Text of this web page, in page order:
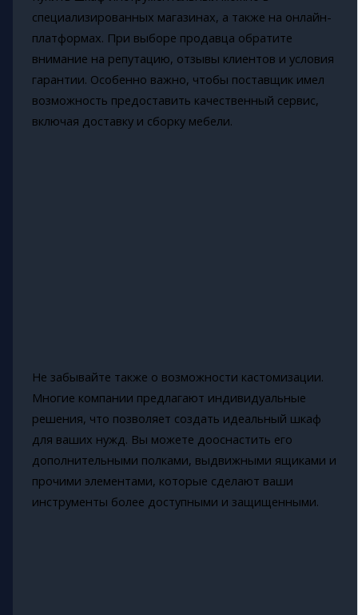
специализированных магазинах, а также на онлайн-
платформах. При выборе продавца обратите
внимание на репутацию, отзывы клиентов и условия
гарантии. Особенно важно, чтобы поставщик имел
возможность предоставить качественный сервис,
включая доставку и сборку мебели.
Не забывайте также о возможности кастомизации.
Многие компании предлагают индивидуальные
решения, что позволяет создать идеальный шкаф
для ваших нужд. Вы можете дооснастить его
дополнительными полками, выдвижными ящиками и
прочими элементами, которые сделают ваши
инструменты более доступными и защищенными.